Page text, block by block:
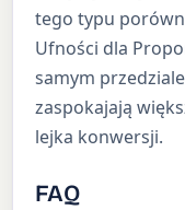
tego typu
Ufności dla
samym
zaspokajają
lejka konwersji.
FAQ